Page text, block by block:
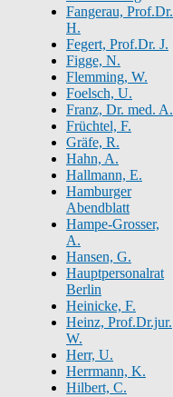
Fangerau, Prof.Dr.
H.
Fegert, Prof.Dr. J.
Figge, N.
Flemming, W.
Foelsch, U.
Franz, Dr. med. A.
Früchtel, F.
Gräfe, R.
Hahn, A.
Hallmann, E.
Hamburger
Abendblatt
Hampe-Grosser,
A.
Hansen, G.
Hauptpersonalrat
Berlin
Heinicke, F.
Heinz, Prof.Dr.jur.
W.
Herr, U.
Herrmann, K.
Hilbert, C.